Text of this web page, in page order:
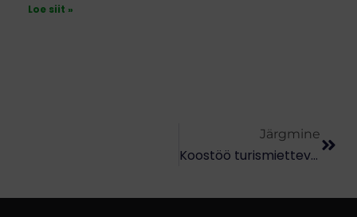
Loe siit »
Järgmine
Koostöö turismiettevõtete vahel – Touringerys võimalik